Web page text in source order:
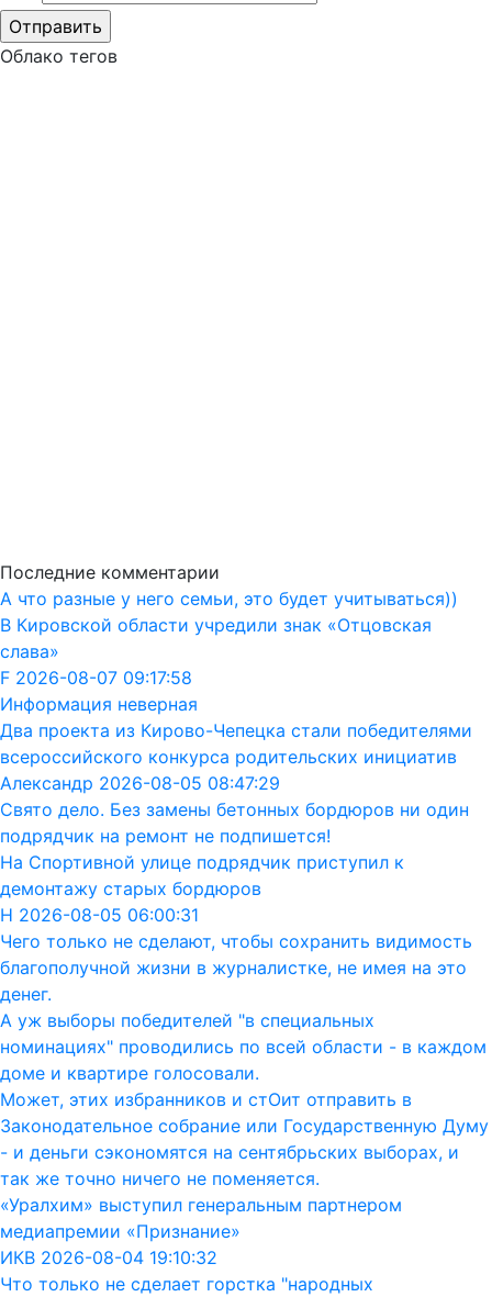
Облако тегов
Последние комментарии
А что разные у него семьи, это будет учитываться))
В Кировской области учредили знак «Отцовская
слава»
F 2026-08-07 09:17:58
Информация неверная
Два проекта из Кирово-Чепецка стали победителями
всероссийского конкурса родительских инициатив
Александр 2026-08-05 08:47:29
Свято дело. Без замены бетонных бордюров ни один
подрядчик на ремонт не подпишется!
На Спортивной улице подрядчик приступил к
демонтажу старых бордюров
Н 2026-08-05 06:00:31
Чего только не сделают, чтобы сохранить видимость
благополучной жизни в журналистке, не имея на это
денег.
А уж выборы победителей "в специальных
номинациях" проводились по всей области - в каждом
доме и квартире голосовали.
Может, этих избранников и стОит отправить в
Законодательное собрание или Государственную Думу
- и деньги сэкономятся на сентябрьских выборах, и
так же точно ничего не поменяется.
«Уралхим» выступил генеральным партнером
медиапремии «Признание»
ИКВ 2026-08-04 19:10:32
Что только не сделает горстка "народных